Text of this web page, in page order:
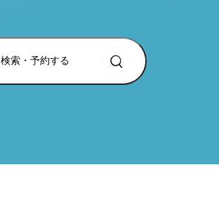
検索・予約する